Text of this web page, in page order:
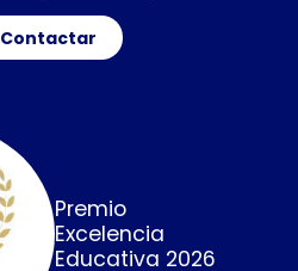
Contactar
Premio
Excelencia
Educativa 2026